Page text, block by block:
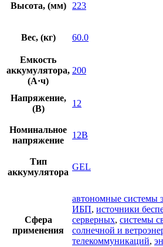
Высота, (мм) 223
Вес, (кг) 60.0
Емкость
аккумулятора,
(А·ч)
200
Напряжение,
(В)
12
Номинальное
напряжение
12В
Тип
аккумулятора
GEL
Сфера
применения
автономные системы
ИБП, источники
серверных, системы
солнечной и
телекоммуникаций,